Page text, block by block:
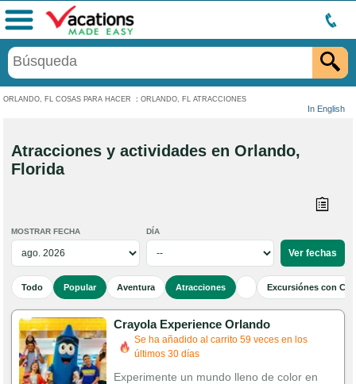
ORLANDO, FL COSAS PARA HACER : ORLANDO, FL ATRACCIONES
In English
Menú
Atracciones y actividades en Orlando,
Florida
MOSTRAR FECHA DÍA
Todo Popular Aventura Atracciones Excursiónes con
Crayola Experience Orlando
Se ha añadido al carrito 59 veces en los
últimos 30 días
Experimente un mundo lleno de color en